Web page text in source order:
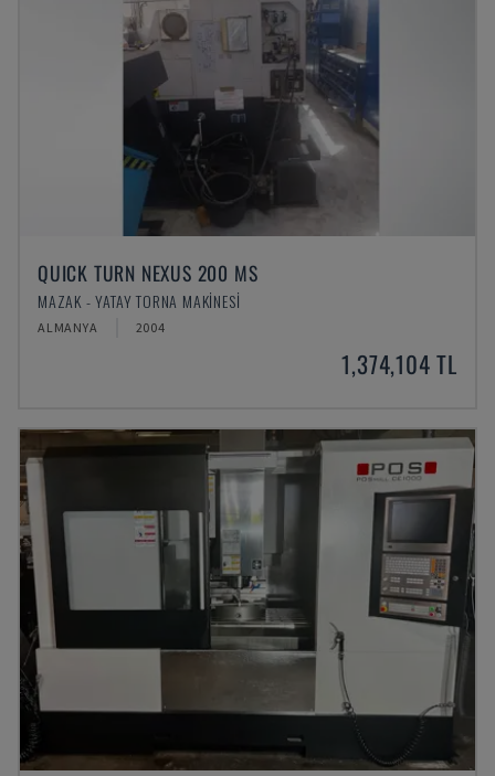
QUICK TURN NEXUS 200 MS
MAZAK - YATAY TORNA MAKINESI
ALMANYA 2004
1,374,104 TL